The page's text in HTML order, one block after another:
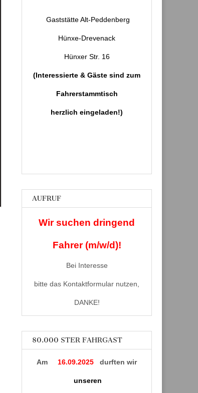
Gaststätte Alt-Peddenberg
Hünxe-Drevenack
Hünxer Str. 16
(Interessierte & Gäste sind zum
Fahrerstammtisch
herzlich eingeladen!)
AUFRUF
Wir suchen dringend
Fahrer (m/w/d)!
Bei Interesse
bitte das Kontaktformular nutzen,
DANKE!
80.000 STER FAHRGAST
Am 16.09.2025 durften wir
unseren